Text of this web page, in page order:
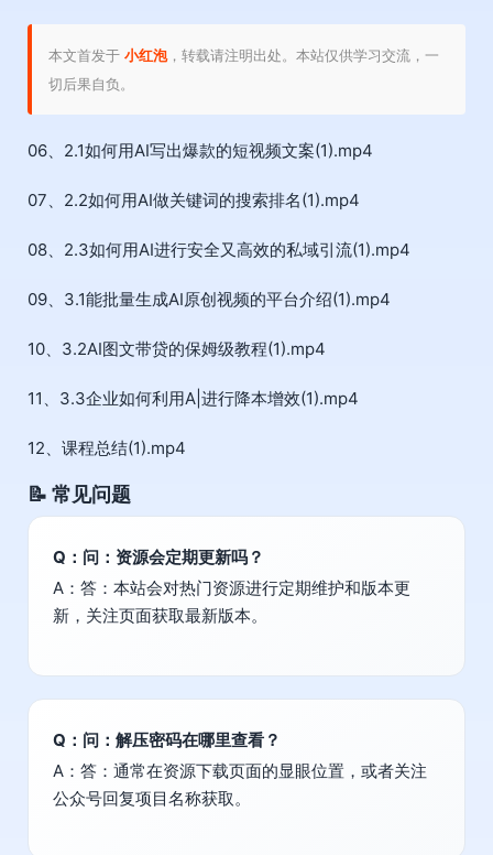
本文首发于 小红泡，转载请注明出处。本站仅供学习交流，一
切后果自负。
06、2.1如何用AI写出爆款的短视频文案(1).mp4
07、2.2如何用AI做关键词的搜索排名(1).mp4
08、2.3如何用AI进行安全又高效的私域引流(1).mp4
09、3.1能批量生成AI原创视频的平台介绍(1).mp4
10、3.2AI图文带贷的保姆级教程(1).mp4
11、3.3企业如何利用A|进行降本增效(1).mp4
12、课程总结(1).mp4
📝 常见问题
Q：问：资源会定期更新吗？
A：答：本站会对热门资源进行定期维护和版本更
新，关注页面获取最新版本。
Q：问：解压密码在哪里查看？
A：答：通常在资源下载页面的显眼位置，或者关注
公众号回复项目名称获取。